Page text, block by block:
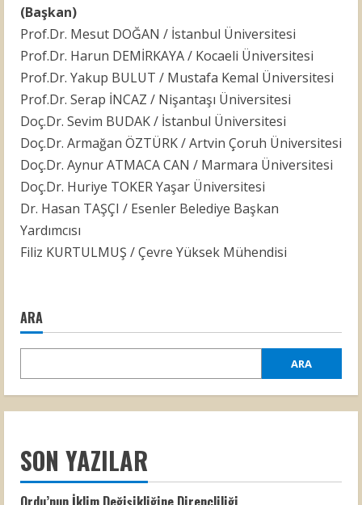
(Başkan)
Prof.Dr. Mesut DOĞAN / İstanbul Üniversitesi
Prof.Dr. Harun DEMİRKAYA / Kocaeli Üniversitesi
Prof.Dr. Yakup BULUT / Mustafa Kemal Üniversitesi
Prof.Dr. Serap İNCAZ / Nişantaşı Üniversitesi
Doç.Dr. Sevim BUDAK / İstanbul Üniversitesi
Doç.Dr. Armağan ÖZTÜRK / Artvin Çoruh Üniversitesi
Doç.Dr. Aynur ATMACA CAN / Marmara Üniversitesi
Doç.Dr. Huriye TOKER Yaşar Üniversitesi
Dr. Hasan TAŞÇI / Esenler Belediye Başkan
Yardımcısı
Filiz KURTULMUŞ / Çevre Yüksek Mühendisi
ARA
ARA
SON YAZILAR